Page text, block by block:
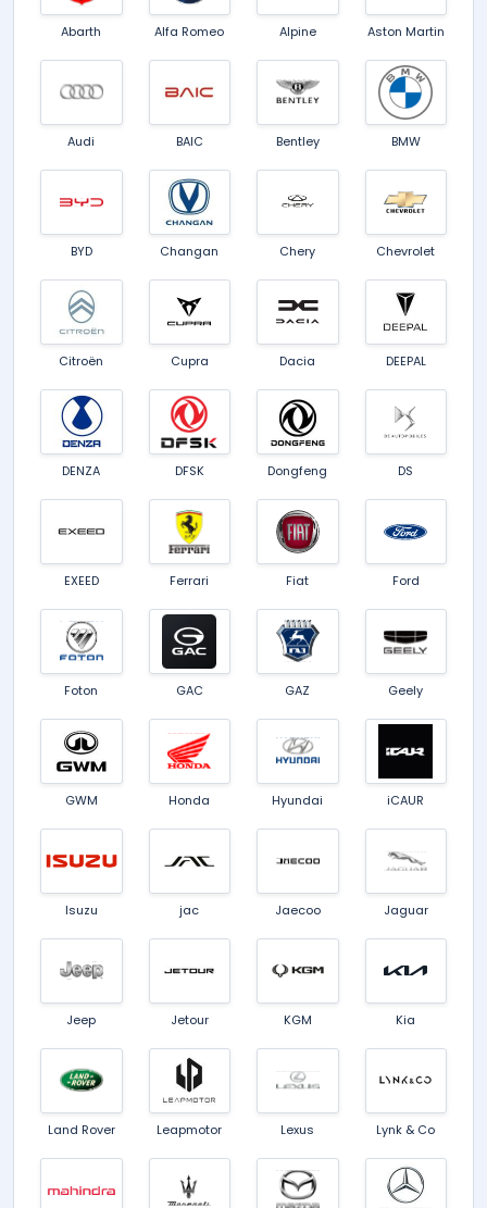
Abarth Alfa Romeo Alpine Aston Martin
Audi BAIC Bentley BMW
BYD Changan Chery Chevrolet
Citroën Cupra Dacia DEEPAL
DENZA DFSK Dongfeng DS
EXEED Ferrari Fiat Ford
Foton GAC GAZ Geely
GWM Honda Hyundai iCAUR
Isuzu jac Jaecoo Jaguar
Jeep Jetour KGM Kia
Land Rover Leapmotor Lexus Lynk & Co